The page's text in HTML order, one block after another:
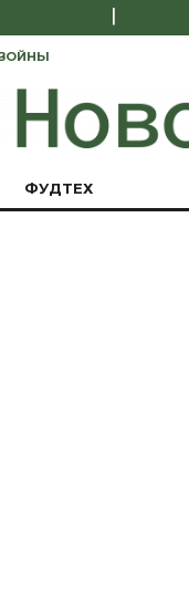
|
ФУДТЕХ